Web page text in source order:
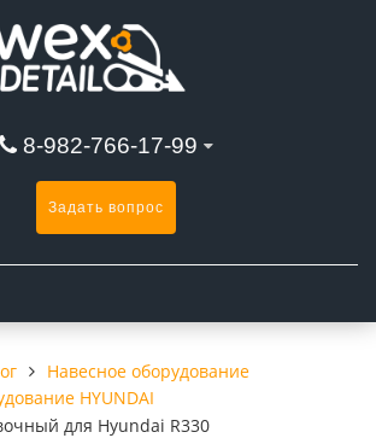
8-982-766-17-99
Задать вопрос
Навесное оборудование
HYUNDAI
для Hyundai R330